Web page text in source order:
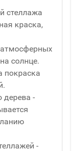
стеллажа
краска,
солнце.
покраска
дерева -
-